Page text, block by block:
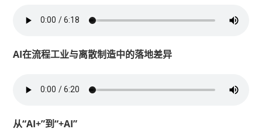
AI在流程工业与离散制造中的落地差异
从“AI+”到“+AI”